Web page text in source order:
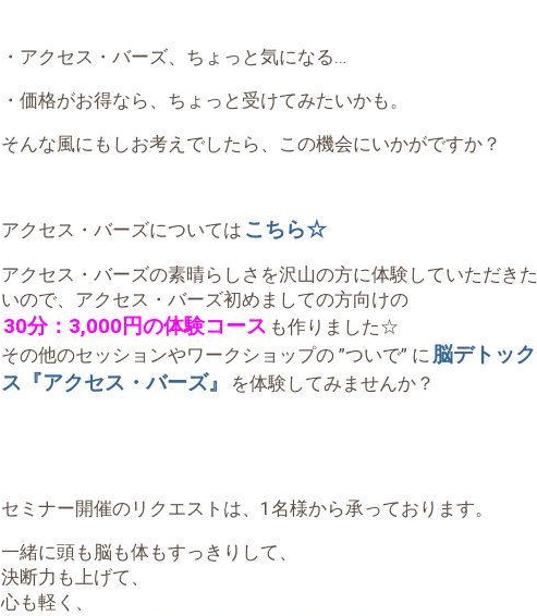
・アクセス・バーズ、ちょっと気になる…
・価格がお得なら、ちょっと受けてみたいかも。
そんな風にもしお考えでしたら、この機会にいかがですか？
アクセス・バーズについては こちら☆
アクセス・バーズの素晴らしさを沢山の方に体験していただきた
いので、アクセス・バーズ初めましての方向けの
30分：3,000円の体験コース も作りました☆
その他のセッションやワークショップの ”ついで” に 脳デトック
ス『アクセス・バーズ』
を体験してみませんか？
セミナー開催のリクエストは、1名様から承っております。
一緒に頭も脳も体もすっきりして、
決断力も上げて、
心も軽く、